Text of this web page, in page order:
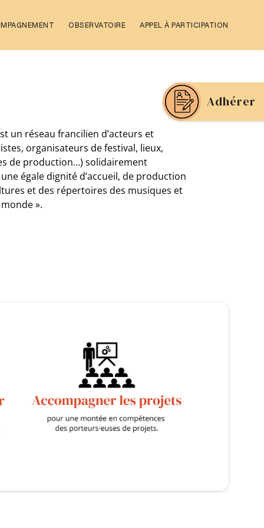
OBSERVATOIRE APPEL À PARTICIPATION
Adhérer
un réseau francilien d’acteurs et
organisateurs de festival, lieux,
de production…) solidairement
égale dignité d’accueil, de production
et des répertoires des musiques et
».